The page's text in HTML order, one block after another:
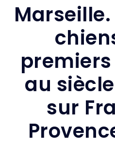
au
sur